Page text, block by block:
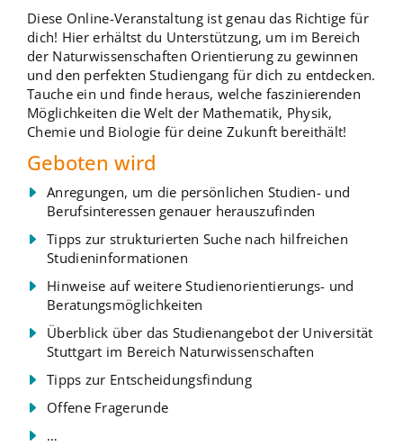
Diese Online-Veranstaltung ist genau das Richtige für
dich! Hier erhältst du Unterstützung, um im Bereich
der Naturwissenschaften Orientierung zu gewinnen
und den perfekten Studiengang für dich zu entdecken.
Tauche ein und finde heraus, welche faszinierenden
Möglichkeiten die Welt der Mathematik, Physik,
Chemie und Biologie für deine Zukunft bereithält!
Geboten wird
Anregungen, um die persönlichen Studien- und
Berufsinteressen genauer herauszufinden
Tipps zur strukturierten Suche nach hilfreichen
Studieninformationen
Hinweise auf weitere Studienorientierungs- und
Beratungsmöglichkeiten
Überblick über das Studienangebot der Universität
Stuttgart im Bereich Naturwissenschaften
Tipps zur Entscheidungsfindung
Offene Fragerunde
…